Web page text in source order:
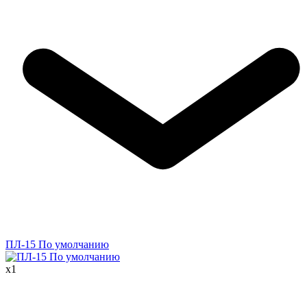
ПЛ-15 По умолчанию
x1